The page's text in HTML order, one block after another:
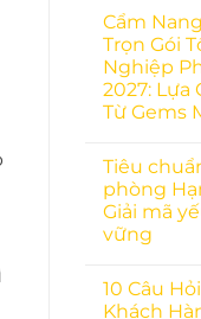
Cẩm
Trọn Gói
Nghiệp
2027: Lựa
Từ Gems
Tiêu
phòng
Giải mã
vững
10 Câu
Khách